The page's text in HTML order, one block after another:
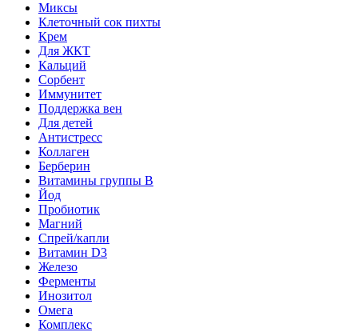
Миксы
Клеточный сок пихты
Крем
Для ЖКТ
Кальций
Сорбент
Иммунитет
Поддержка вен
Для детей
Антистресс
Коллаген
Берберин
Витамины группы B
Йод
Пробиотик
Магний
Спрей/капли
Витамин D3
Железо
Ферменты
Инозитол
Омега
Комплекс